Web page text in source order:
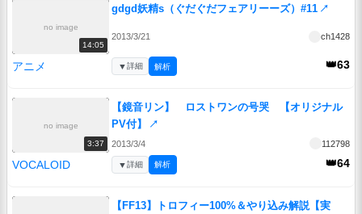
no image
14:05
gdgd妖精s（ぐだぐだフェアリーーズ）#11 ↗
2013/3/21 ch1428
アニメ 👑63
▼詳細 解析
no image
3:37
【鏡音リン】 ロストワンの号哭 【オリジナル
PV付】
↗
2013/3/4 112798
VOCALOID 👑64
▼詳細 解析
【FF13】トロフィー100%＆やり込み解説【実